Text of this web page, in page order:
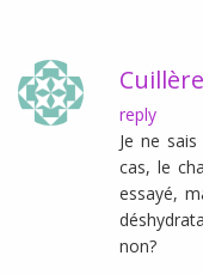
reply
Je ne
cas, le
essayé,
non?